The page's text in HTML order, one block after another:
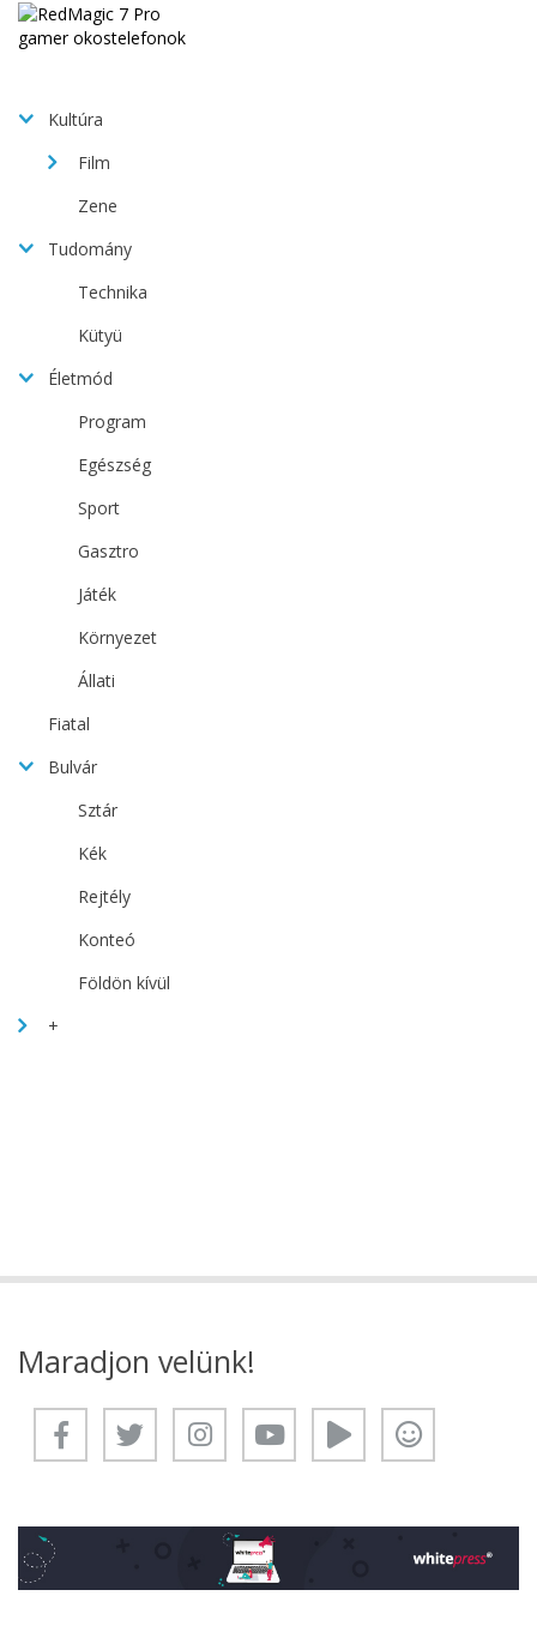
Kultúra
Film
Zene
Tudomány
Technika
Kütyü
Életmód
Program
Egészség
Sport
Gasztro
Játék
Környezet
Állati
Fiatal
Bulvár
Sztár
Kék
Rejtély
Konteó
Földön kívül
+
Maradjon velünk!